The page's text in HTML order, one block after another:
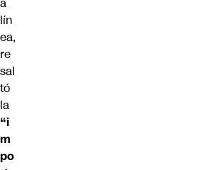
lín
ea,
re
sal
tó
la
“i
m
po